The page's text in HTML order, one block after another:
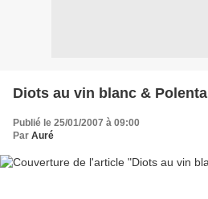
Diots au vin blanc & Polenta
Publié le 25/01/2007 à 09:00
Par Auré